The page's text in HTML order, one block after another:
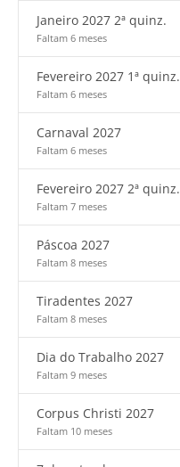
Janeiro 2027 2ª quinz.
Faltam 6 meses
Fevereiro 2027 1ª quinz.
Faltam 6 meses
Carnaval 2027
Faltam 6 meses
Fevereiro 2027 2ª quinz.
Faltam 7 meses
Páscoa 2027
Faltam 8 meses
Tiradentes 2027
Faltam 8 meses
Dia do Trabalho 2027
Faltam 9 meses
Corpus Christi 2027
Faltam 10 meses